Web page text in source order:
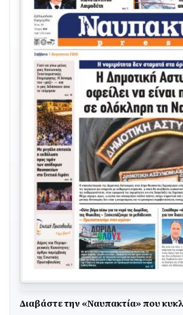
Διαβάστε την «Ναυπακτία» που
05/08 • 08:41